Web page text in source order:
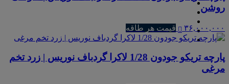
روشن
۳۶,۰۰۰,۰۰۰ قیمت هر طاقه
پارچه تریکو جودون 1/28 لاکرا گردباف نوریس | زرد تخم
مرغی